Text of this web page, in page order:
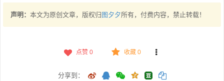
声明： 本文为原创文章，版权归图夕夕所有，付费内容，禁止转载！
点赞 0 收藏 0
分享到：